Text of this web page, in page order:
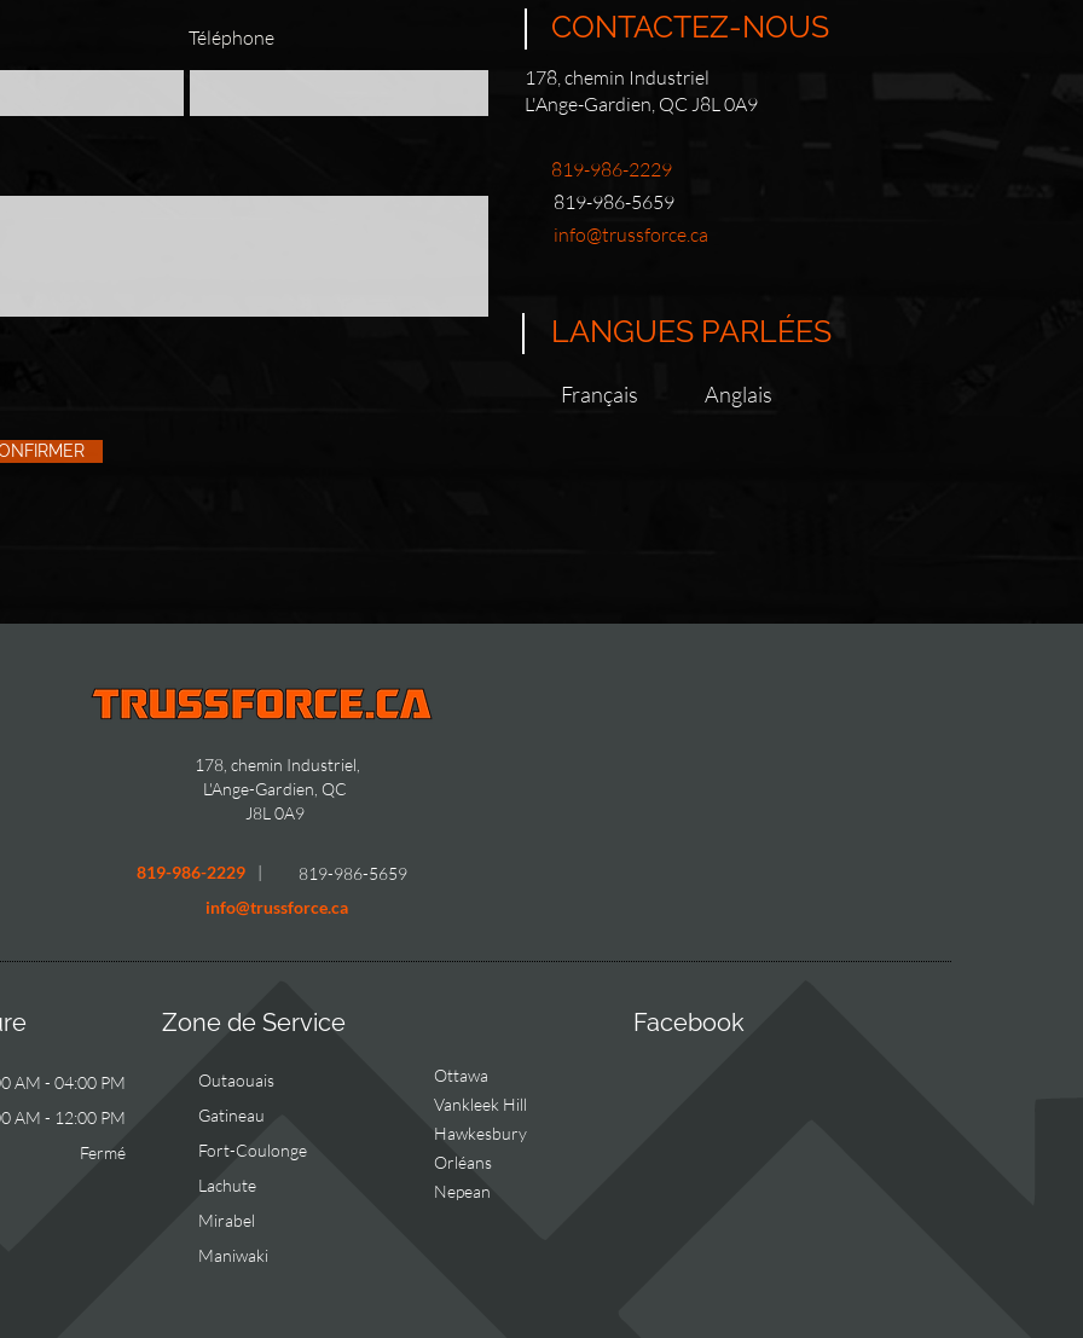
Téléphone CONTACTEZ-NOUS
178, chemin Industriel
L'Ange-Gardien, QC J8L 0A9
819-986-2229
819-986-5659
info@trussforce.ca
LANGUES PARLÉES
Français Anglais
178, chemin Industriel,
L'Ange-Gardien, QC
J8L 0A9
819-986-2229 |
819-986-5659
info@trussforce.ca
AM - 04:00 PM
AM - 12:00 PM
Fermé
Zone de Service
Outaouais
Gatineau
Fort-Coulonge
Lachute
Mirabel
Maniwaki
Ottawa
Vankleek Hill
Hawkesbury
Orléans
Nepean
Facebook